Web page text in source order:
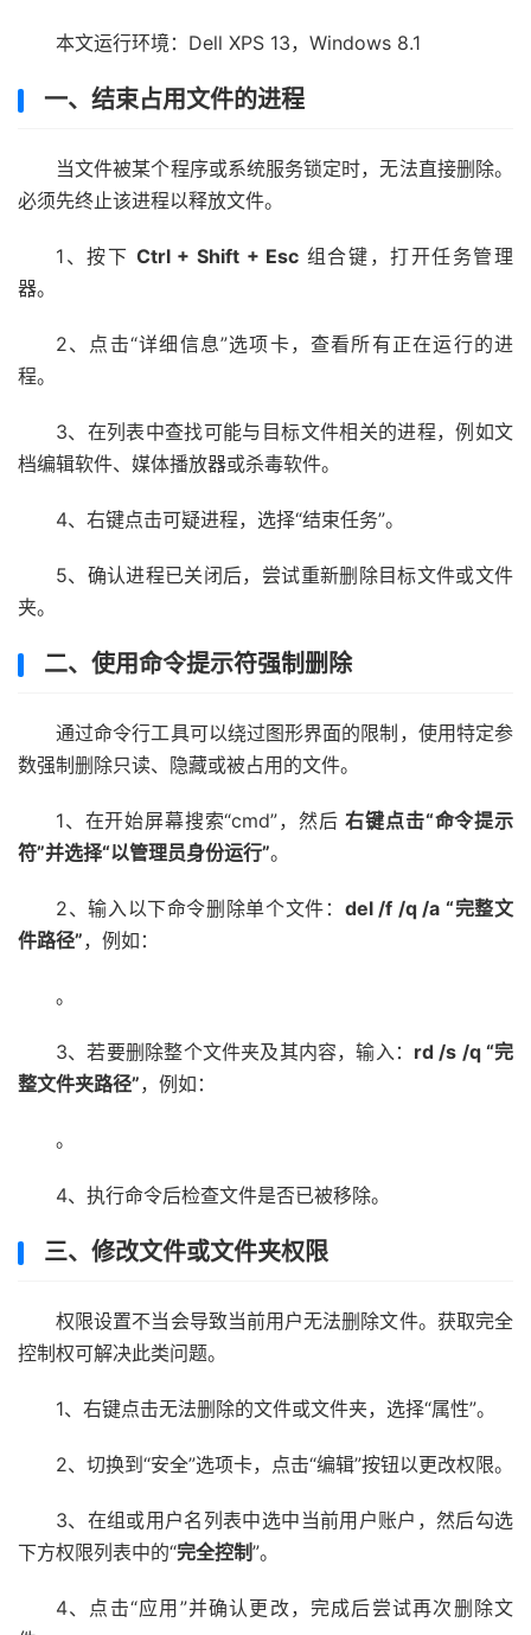
本文运行环境：Dell XPS 13，Windows 8.1
一、结束占用文件的进程
当文件被某个程序或系统服务锁定时，无法直接删除。
必须先终止该进程以释放文件。
1、按下 Ctrl + Shift + Esc 组合键，打开任务管理
器。
2、点击“详细信息”选项卡，查看所有正在运行的进
程。
3、在列表中查找可能与目标文件相关的进程，例如文
档编辑软件、媒体播放器或杀毒软件。
4、右键点击可疑进程，选择“结束任务”。
5、确认进程已关闭后，尝试重新删除目标文件或文件
夹。
二、使用命令提示符强制删除
通过命令行工具可以绕过图形界面的限制，使用特定参
数强制删除只读、隐藏或被占用的文件。
1、在开始屏幕搜索“cmd”，然后右键点击“命令提示
符”并选择“以管理员身份运行”。
2、输入以下命令删除单个文件： del /f /q /a “完整文
件路径”，例如：
。
3、若要删除整个文件夹及其内容，输入： rd /s /q “完
整文件夹路径”，例如：
。
4、执行命令后检查文件是否已被移除。
三、修改文件或文件夹权限
权限设置不当会导致当前用户无法删除文件。获取完全
控制权可解决此类问题。
1、右键点击无法删除的文件或文件夹，选择“属性”。
2、切换到“安全”选项卡，点击“编辑”按钮以更改权限。
3、在组或用户名列表中选中当前用户账户，然后勾选
下方权限列表中的“完全控制”。
4、点击“应用”并确认更改，完成后尝试再次删除文